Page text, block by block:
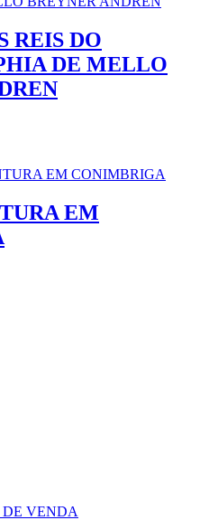
REIS DO
DE MELLO
EM
DE VENDA